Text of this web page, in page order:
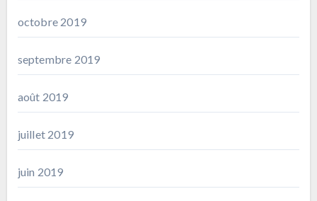
octobre 2019
septembre 2019
août 2019
juillet 2019
juin 2019